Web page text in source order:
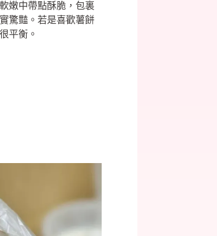
嫩中帶點酥脆，包裏
驚豔。若是喜歡薯餅
平衡。